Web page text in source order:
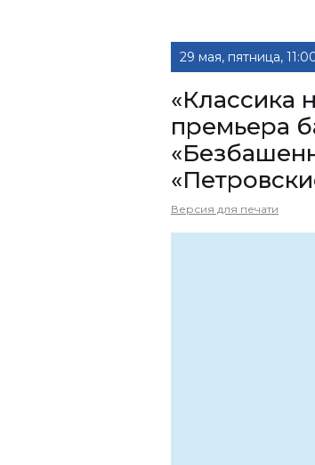
29 мая, пятница,
«Классика
премьера
Версия для печати